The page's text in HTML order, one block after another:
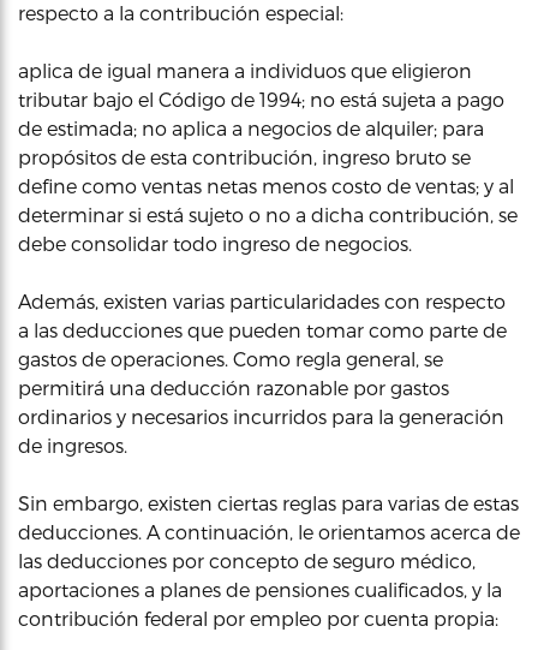
respecto a la contribución especial:
aplica de igual manera a individuos que eligieron
tributar bajo el Código de 1994; no está sujeta a pago
de estimada; no aplica a negocios de alquiler; para
propósitos de esta contribución, ingreso bruto se
define como ventas netas menos costo de ventas; y al
determinar si está sujeto o no a dicha contribución, se
debe consolidar todo ingreso de negocios.
Además, existen varias particularidades con respecto
a las deducciones que pueden tomar como parte de
gastos de operaciones. Como regla general, se
permitirá una deducción razonable por gastos
ordinarios y necesarios incurridos para la generación
de ingresos.
Sin embargo, existen ciertas reglas para varias de estas
deducciones. A continuación, le orientamos acerca de
las deducciones por concepto de seguro médico,
aportaciones a planes de pensiones cualificados, y la
contribución federal por empleo por cuenta propia: